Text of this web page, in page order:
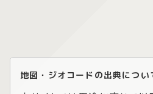
地図・ジオコードの出典につい